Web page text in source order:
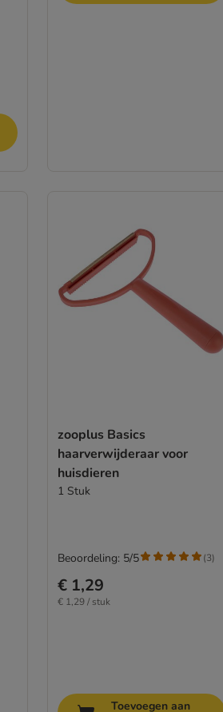
zooplus Basics
haarverwijderaar voor
huisdieren
1 Stuk
€ 1,29
€ 1,29 / stuk
Beoordeling: 5/5 (3)
Toevoegen aan